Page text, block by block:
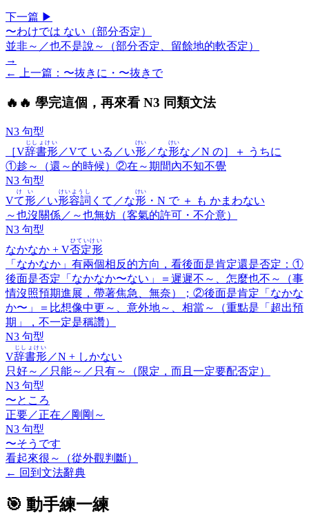
下一篇 ▶
〜わけでは ない（部分否定）
並非～／也不是說～（部分否定、留餘地的軟否定）
→
← 上一篇 ： 〜抜きに・〜抜きで
🔥 🔥 學完這個，再來看 N3 同類文法
N3 句型
［V辞書形
じしょけい
／Vて いる／い形
けい
／な形
けい
な／N の］＋ うちに
①趁～（還～的時候）②在～期間內不知不覺
N3 句型
Vて形
けい
／い形容詞
けいようし
くて／な形
けい
・N で ＋ も かまわない
～也沒關係／～也無妨（客氣的許可・不介意）
N3 句型
なかなか + V否定形
ひていけい
「なかなか」有兩個相反的方向，看後面是肯定還是否定：①
後面是否定「なかなか〜ない」＝遲遲不～、怎麼也不～（事
情沒照預期進展，帶著焦急、無奈）；②後面是肯定「なかな
か〜」＝比想像中更～、意外地～、相當～（重點是「超出預
期」，不一定是稱讚）
N3 句型
V辞書形
じしょけい
／N + しかない
只好～／只能～／只有～（限定，而且一定要配否定）
N3 句型
〜ところ
正要／正在／剛剛～
N3 句型
〜そうです
看起來很～（從外觀判斷）
← 回到文法辭典
🎯 動手練一練